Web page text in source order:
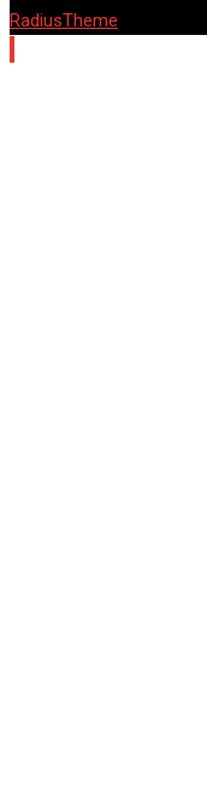
RadiusTheme